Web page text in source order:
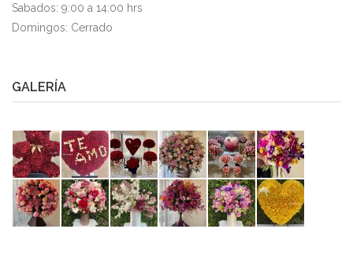
Sabados: 9:00 a 14:00 hrs
Domingos: Cerrado
GALERÍA